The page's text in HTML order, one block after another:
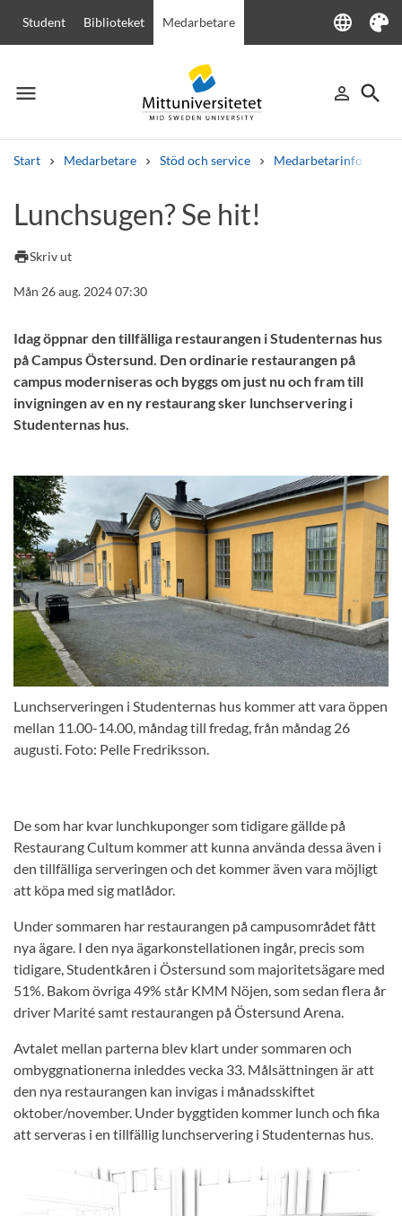
Student Biblioteket Medarbetare language
Language
Tema
menu
Meny person_outline
Logga in
search
Sök
Start Medarbetare Stöd och service Medarbetarinfo
Andra söktjänster
Kurser och program
Lunchsugen? Se hit!
printSkriv ut
Mån 26 aug. 2024 07:30
Idag öppnar den tillfälliga restaurangen i Studenternas hus
på Campus Östersund. Den ordinarie restaurangen på
campus moderniseras och byggs om just nu och fram till
invigningen av en ny restaurang sker lunchservering i
Studenternas hus.
Lunchserveringen i Studenternas hus kommer att vara öppen
mellan 11.00-14.00, måndag till fredag, från måndag 26
augusti. Foto: Pelle Fredriksson.
De som har kvar lunchkuponger som tidigare gällde på
Restaurang Cultum kommer att kunna använda dessa även i
den tillfälliga serveringen och det kommer även vara möjligt
att köpa med sig matlådor.
Under sommaren har restaurangen på campusområdet fått
nya ägare. I den nya ägarkonstellationen ingår, precis som
tidigare, Studentkåren i Östersund som majoritetsägare med
51%. Bakom övriga 49% står KMM Nöjen, som sedan flera år
driver Marité samt restaurangen på Östersund Arena.
Avtalet mellan parterna blev klart under sommaren och
ombyggnationerna inleddes vecka 33. Målsättningen är att
den nya restaurangen kan invigas i månadsskiftet
oktober/november. Under byggtiden kommer lunch och fika
att serveras i en tillfällig lunchservering i Studenternas hus.